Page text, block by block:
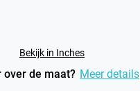
Bekijk in Inches
over de maat? Meer details